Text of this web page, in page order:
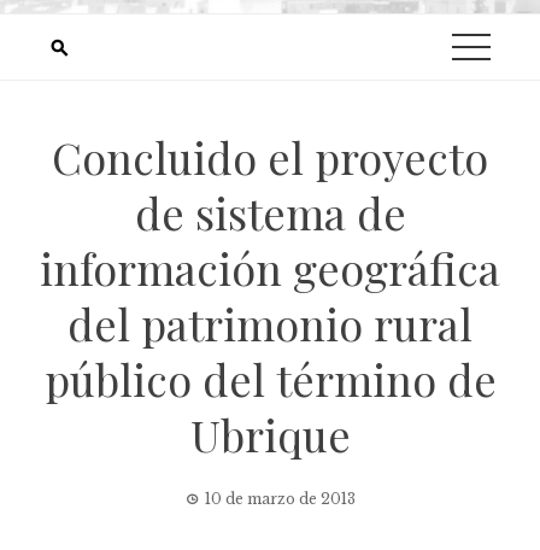
Concluido el proyecto
de sistema de
información geográfica
del patrimonio rural
público del término de
Ubrique
10 de marzo de 2013